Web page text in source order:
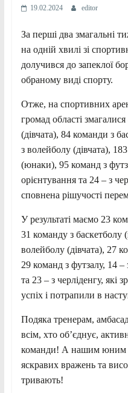
19.02.2024 editor
За перші два змагальні
на одній хвилі зі
долучився до запеклої
обраному виді спорту.
Отже, на спортивних
громад області
(дівчата), 84 команди з
з волейболу (дівчата),
(юнаки), 95 команд з
орієнтування та 24 – з
сповнена рішучості
У результаті маємо 23
31 команду з
волейболу (дівчата), 27
29 команд з футзалу, 14 –
та 23 – з черліденгу, які
успіх і потрапили в
Подяка тренерам,
всім, хто об’єднує,
команди! А нашим юним
яскравих вражень та
тривають!